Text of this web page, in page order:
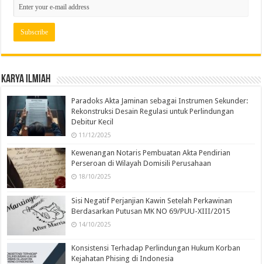
Karya Ilmiah
Paradoks Akta Jaminan sebagai Instrumen Sekunder:
Rekonstruksi Desain Regulasi untuk Perlindungan
Debitur Kecil
11/12/2025
Kewenangan Notaris Pembuatan Akta Pendirian
Perseroan di Wilayah Domisili Perusahaan
18/10/2025
Sisi Negatif Perjanjian Kawin Setelah Perkawinan
Berdasarkan Putusan MK NO 69/PUU-XIII/2015
14/10/2025
Konsistensi Terhadap Perlindungan Hukum Korban
Kejahatan Phising di Indonesia